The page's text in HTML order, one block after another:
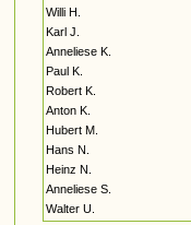
Willi H.
Karl J.
Anneliese K.
Paul K.
Robert K.
Anton K.
Hubert M.
Hans N.
Heinz N.
Anneliese S.
Walter U.